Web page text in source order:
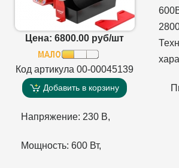
Цена: 6800.00 руб/шт
Код артикула 00-00045139
Добавить в корзину
Напряжение: 230 В,
Мощность: 600 Вт,